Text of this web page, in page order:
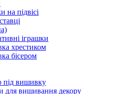
на підвісі
іграшки
хрестиком
бісером
вишивку
для вишивання декору